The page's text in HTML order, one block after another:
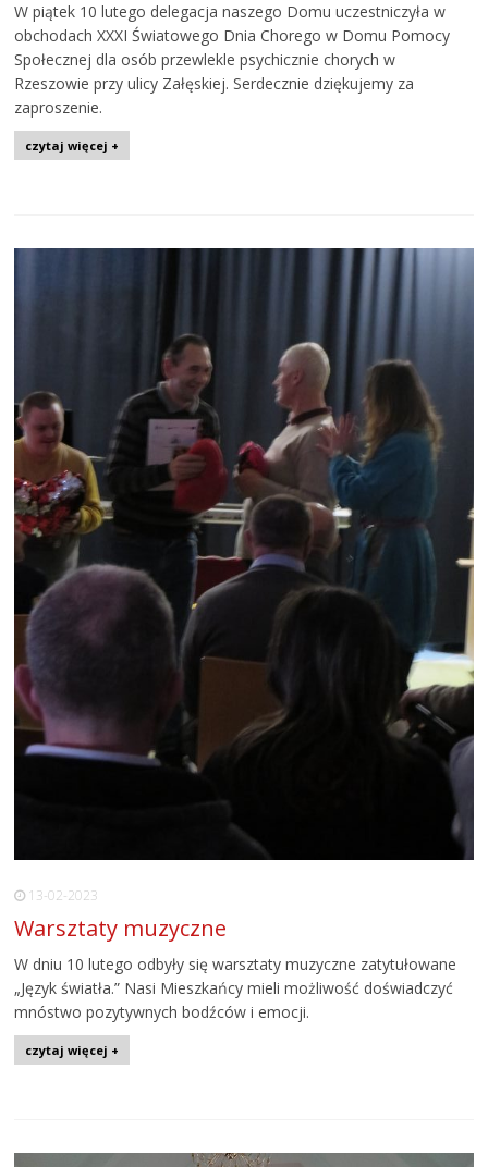
W piątek 10 lutego delegacja naszego Domu uczestniczyła w
obchodach XXXI Światowego Dnia Chorego w Domu Pomocy
Społecznej dla osób przewlekle psychicznie chorych w
Rzeszowie przy ulicy Załęskiej. Serdecznie dziękujemy za
zaproszenie.
czytaj więcej +
13-02-2023
Warsztaty muzyczne
W dniu 10 lutego odbyły się warsztaty muzyczne zatytułowane
„Język światła.” Nasi Mieszkańcy mieli możliwość doświadczyć
mnóstwo pozytywnych bodźców i emocji.
czytaj więcej +